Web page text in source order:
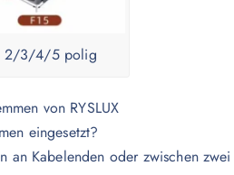
2/3/4/5 polig
von RYSLUX
eingesetzt?
an Kabelenden oder zwischen